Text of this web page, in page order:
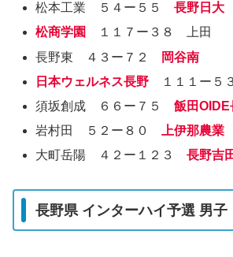
松本工業 ５４ー５５長野日大
松商学園
１１７ー３８ 上田
長野東 ４３ー７２
岡谷南
日本ウェルネス長野
１１１ー
須坂創成 ６６ー７５飯田OIDE
岩村田 ５２ー８０
上伊那農業
大町岳陽 ４２ー１２３長野吉
長野県 インターハイ予選 男